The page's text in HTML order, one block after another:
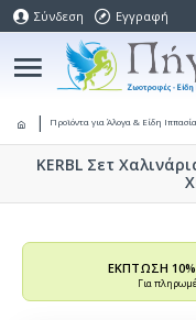
Σύνδεση Εγγραφή
Προϊόντα για Άλογα & Είδη
KERBL Σετ
ΕΚΠΤΩΣΗ
Για